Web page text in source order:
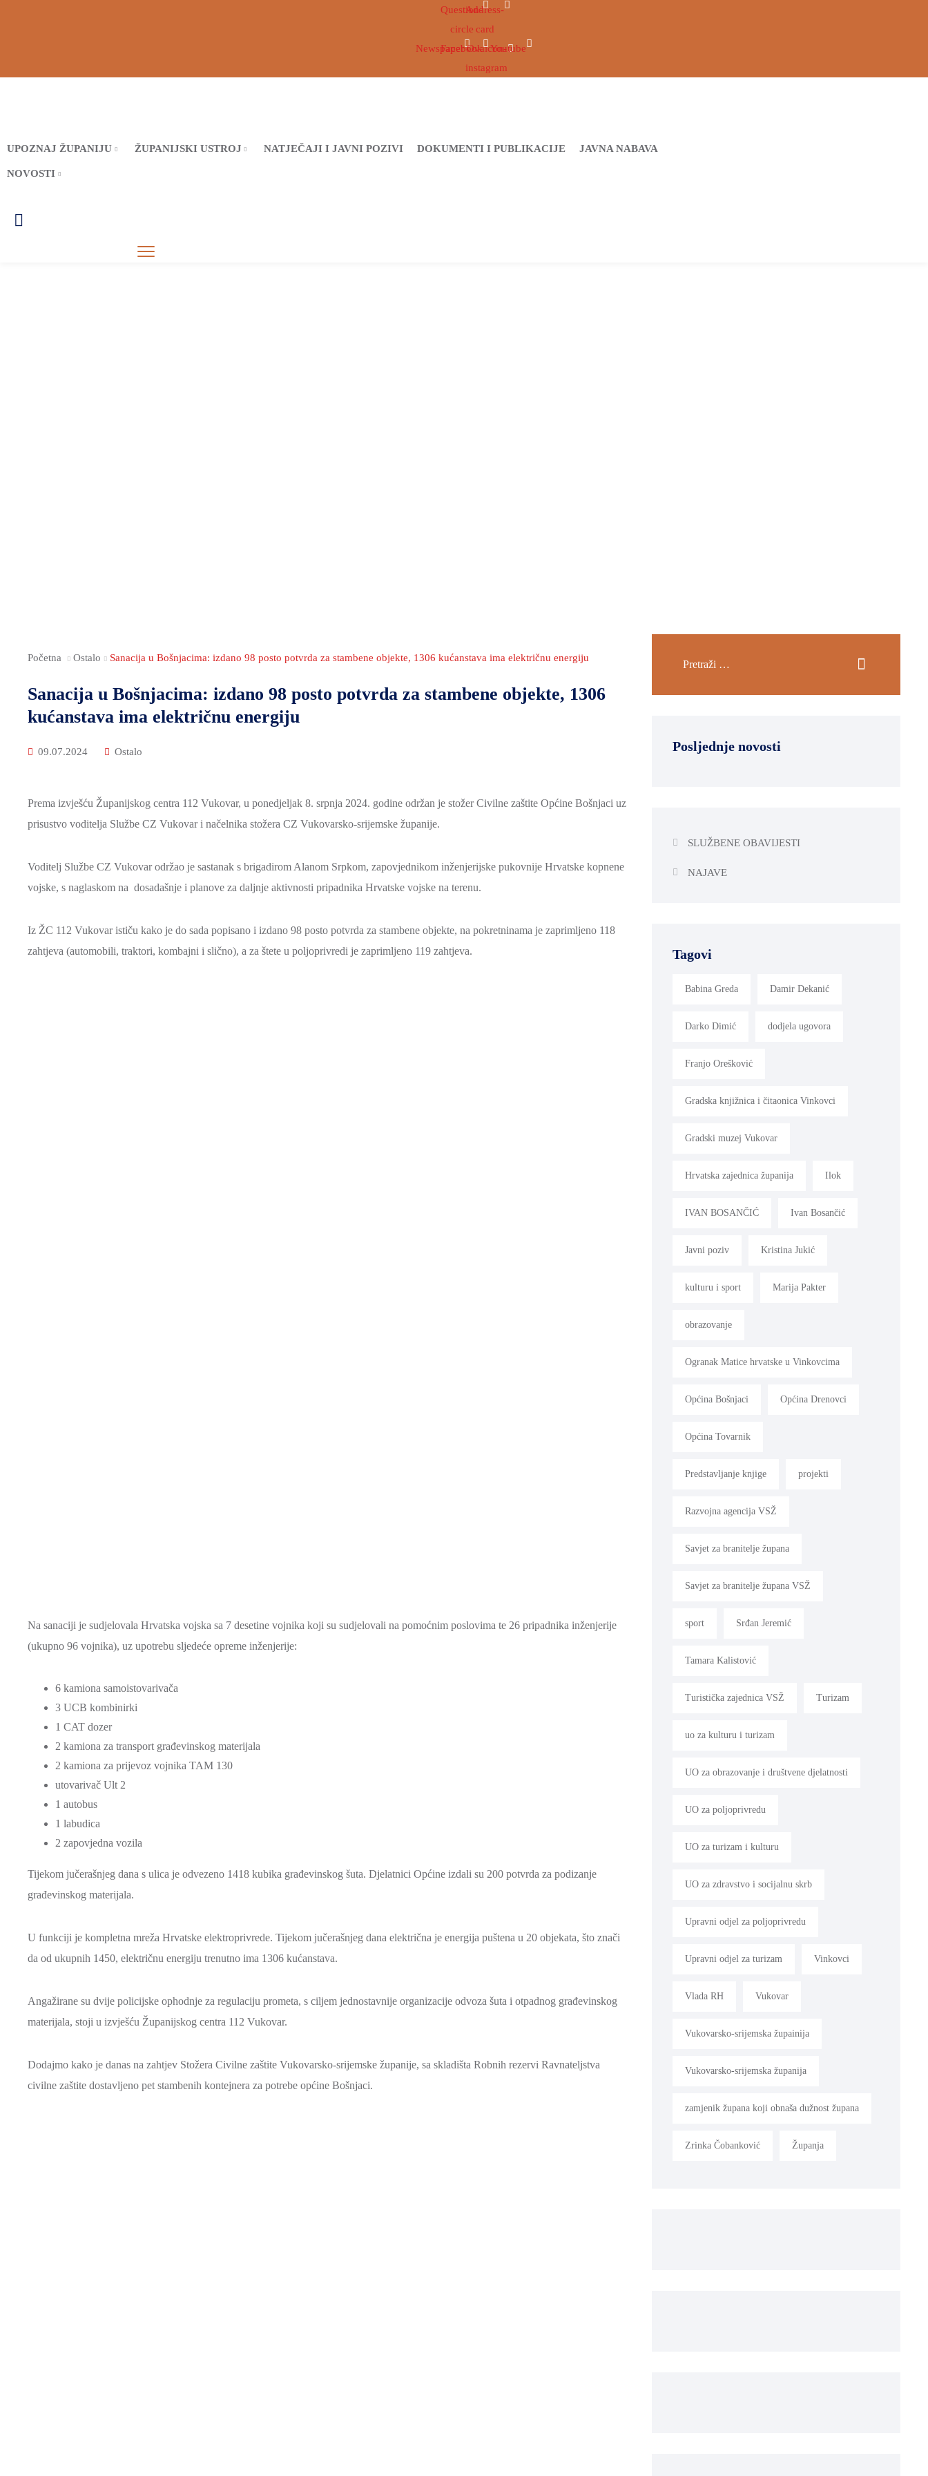
Question-
circle
Address-
card
Newspaper
FacebookOvaicon-
instagram
Youtube
UPOZNAJ ŽUPANIJU ŽUPANIJSKI USTROJ NATJEČAJI I JAVNI POZIVI DOKUMENTI I PUBLIKACIJE JAVNA NABAVA
NOVOSTI
Početna Ostalo Sanacija u Bošnjacima: izdano 98 posto potvrda za stambene objekte, 1306 kućanstava ima električnu energiju
Sanacija u Bošnjacima: izdano 98 posto potvrda za stambene objekte, 1306
kućanstava ima električnu energiju
09.07.2024 Ostalo
Prema izvješću Županijskog centra 112 Vukovar, u ponedjeljak 8. srpnja 2024. godine održan je stožer Civilne zaštite Općine Bošnjaci uz
prisustvo voditelja Službe CZ Vukovar i načelnika stožera CZ Vukovarsko-srijemske županije.
Voditelj Službe CZ Vukovar održao je sastanak s brigadirom Alanom Srpkom, zapovjednikom inženjerijske pukovnije Hrvatske kopnene
vojske, s naglaskom na dosadašnje i planove za daljnje aktivnosti pripadnika Hrvatske vojske na terenu.
Iz ŽC 112 Vukovar ističu kako je do sada popisano i izdano 98 posto potvrda za stambene objekte, na pokretninama je zaprimljeno 118
zahtjeva (automobili, traktori, kombajni i slično), a za štete u poljoprivredi je zaprimljeno 119 zahtjeva.
Na sanaciji je sudjelovala Hrvatska vojska sa 7 desetine vojnika koji su sudjelovali na pomoćnim poslovima te 26 pripadnika inženjerije
(ukupno 96 vojnika), uz upotrebu sljedeće opreme inženjerije:
6 kamiona samoistovarivača
3 UCB kombinirki
1 CAT dozer
2 kamiona za transport građevinskog materijala
2 kamiona za prijevoz vojnika TAM 130
utovarivač Ult 2
1 autobus
1 labudica
2 zapovjedna vozila
Tijekom jučerašnjeg dana s ulica je odvezeno 1418 kubika građevinskog šuta. Djelatnici Općine izdali su 200 potvrda za podizanje
građevinskog materijala.
U funkciji je kompletna mreža Hrvatske elektroprivrede. Tijekom jučerašnjeg dana električna je energija puštena u 20 objekata, što znači
da od ukupnih 1450, električnu energiju trenutno ima 1306 kućanstava.
Angažirane su dvije policijske ophodnje za regulaciju prometa, s ciljem jednostavnije organizacije odvoza šuta i otpadnog građevinskog
materijala, stoji u izvješću Županijskog centra 112 Vukovar.
Dodajmo kako je danas na zahtjev Stožera Civilne zaštite Vukovarsko-srijemske županije, sa skladišta Robnih rezervi Ravnateljstva
civilne zaštite dostavljeno pet stambenih kontejnera za potrebe općine Bošnjaci.
Posljednje novosti
SLUŽBENE OBAVIJESTI
NAJAVE
Tagovi
Babina Greda Damir Dekanić
Darko Dimić dodjela ugovora
Franjo Orešković
Gradska knjižnica i čitaonica Vinkovci
Gradski muzej Vukovar
Hrvatska zajednica županija Ilok
IVAN BOSANČIĆ Ivan Bosančić
Javni poziv Kristina Jukić
kulturu i sport Marija Pakter
obrazovanje
Ogranak Matice hrvatske u Vinkovcima
Općina Bošnjaci Općina Drenovci
Općina Tovarnik
Predstavljanje knjige projekti
Razvojna agencija VSŽ
Savjet za branitelje župana
Savjet za branitelje župana VSŽ
sport Srđan Jeremić
Tamara Kalistović
Turistička zajednica VSŽ Turizam
uo za kulturu i turizam
UO za obrazovanje i društvene djelatnosti
UO za poljoprivredu
UO za turizam i kulturu
UO za zdravstvo i socijalnu skrb
Upravni odjel za poljoprivredu
Upravni odjel za turizam Vinkovci
Vlada RH Vukovar
Vukovarsko-srijemska župainija
Vukovarsko-srijemska županija
zamjenik župana koji obnaša dužnost župana
Zrinka Čobanković Županja